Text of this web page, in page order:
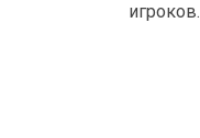
игроков.